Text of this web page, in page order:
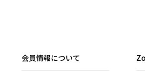
会員情報について